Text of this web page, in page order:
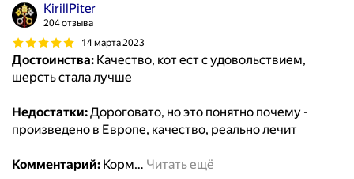
KirillPiter
204 отзыва
14 марта 2023
Достоинства: Качество, кот ест с удовольствием,
шерсть стала лучше
Недостатки:Дороговато, но это понятно почему -
произведено в Европе, качество, реально лечит
Комментарий: Корм… Читать ещё